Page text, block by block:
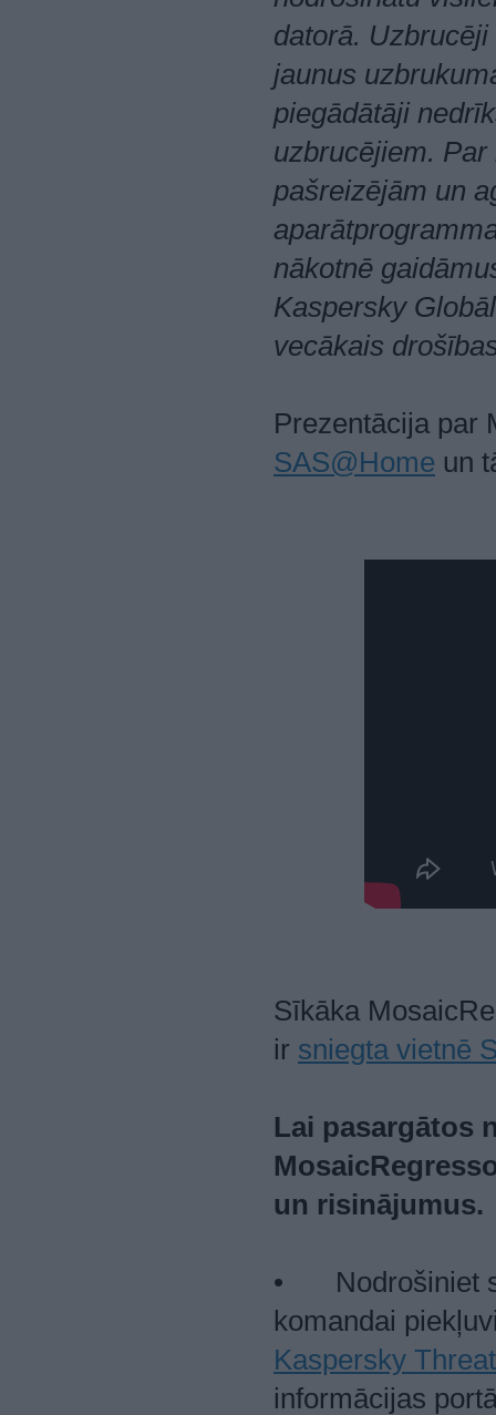
datorā.
jaunus
piegādātāji
uzbrucējiem.
pašreizējām un
nākotnē
Kaspersky
vecākais
Prezentācija par
SAS@Home un
Sīkāka
ir sniegta vietnē
Lai pasargātos
un risinājumus.
•
Nodrošiniet
komandai
Kaspersky
informācijas